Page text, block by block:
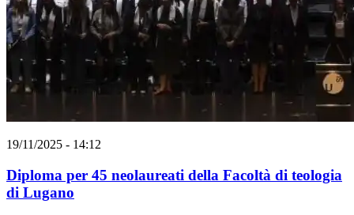
19/11/2025 - 14:12
Diploma per 45 neolaureati della Facoltà di teologia
di Lugano